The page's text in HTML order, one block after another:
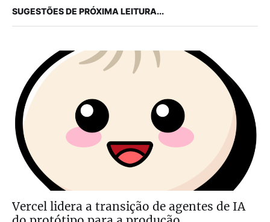
SUGESTÕES DE PRÓXIMA LEITURA...
Vercel lidera a transição de agentes de IA